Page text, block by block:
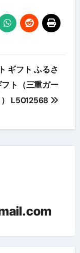
ギフト ふるさ
フト（三重ガー
L5012568